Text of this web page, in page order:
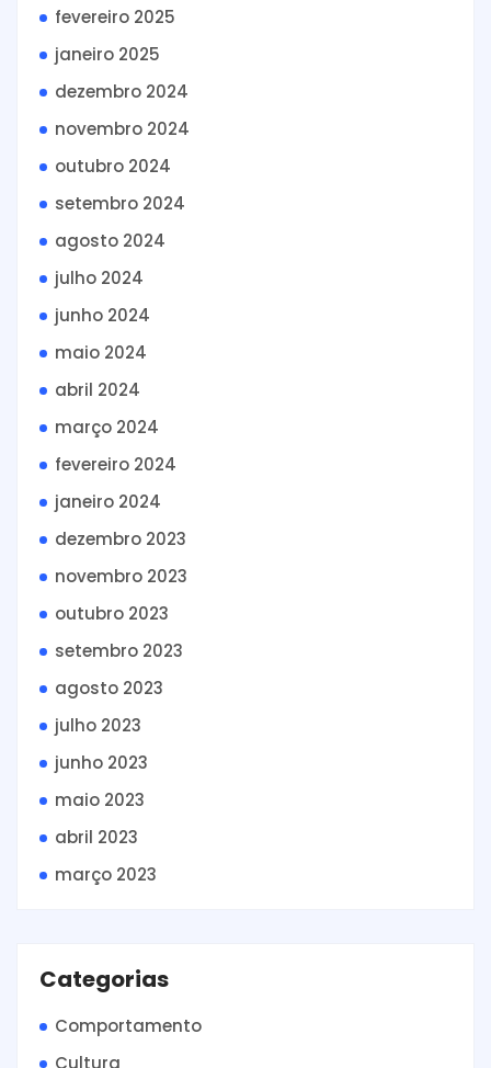
fevereiro 2025
janeiro 2025
dezembro 2024
novembro 2024
outubro 2024
setembro 2024
agosto 2024
julho 2024
junho 2024
maio 2024
abril 2024
março 2024
fevereiro 2024
janeiro 2024
dezembro 2023
novembro 2023
outubro 2023
setembro 2023
agosto 2023
julho 2023
junho 2023
maio 2023
abril 2023
março 2023
Categorias
Comportamento
Cultura